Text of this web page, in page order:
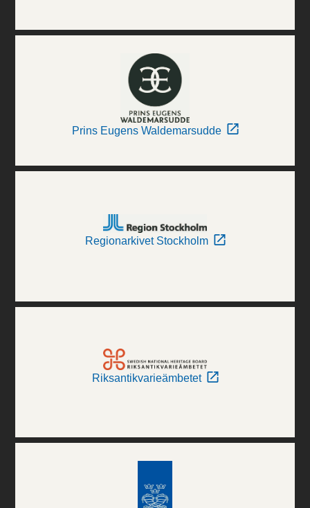
Prins Eugens Waldemarsudde
Regionarkivet Stockholm
Riksantikvarieämbetet